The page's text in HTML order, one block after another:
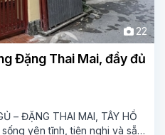
22
Đặng Thai Mai, đầy đủ
– ĐẶNG THAI MAI, TÂY HỒ
yên tĩnh, tiện nghi và sẵn